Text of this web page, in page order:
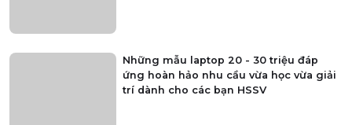
Những mẫu laptop 20 - 30 triệu đáp
ứng hoàn hảo nhu cầu vừa học vừa giải
trí dành cho các bạn HSSV